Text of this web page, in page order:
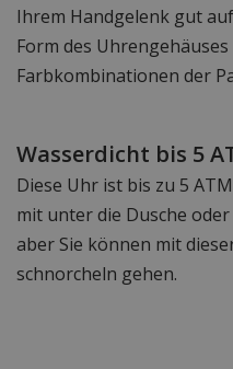
Ihrem Handgelenk gut
Form des
Farbkombinationen der
Wasserdicht bis 5
Diese Uhr ist bis zu 5
mit unter die Dusche
aber Sie können mit
schnorcheln gehen.